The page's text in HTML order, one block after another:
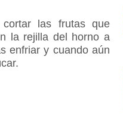
las frutas que
la rejilla del horno a
enfriar y cuando aún